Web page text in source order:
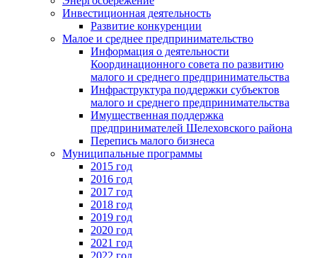
Инвестиционная деятельность
Развитие конкуренции
Малое и среднее предпринимательство
Информация о деятельности
Координационного совета по развитию
малого и среднего предпринимательства
Инфраструктура поддержки субъектов
малого и среднего предпринимательства
Имущественная поддержка
предпринимателей Шелеховского района
Перепись малого бизнеса
Муниципальные программы
2015 год
2016 год
2017 год
2018 год
2019 год
2020 год
2021 год
2022 год